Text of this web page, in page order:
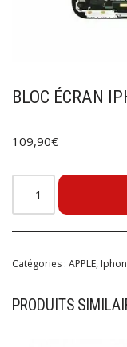
BLOC ÉCRAN
109,90€
Catégories : APPLE,
PRODUITS